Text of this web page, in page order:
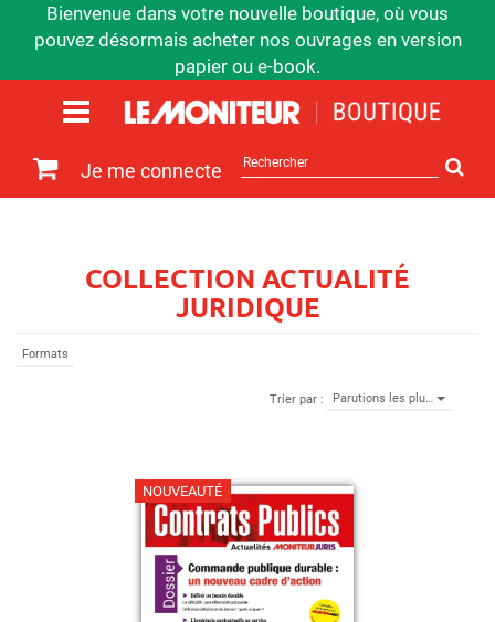
Bienvenue dans votre nouvelle boutique, où vous
pouvez désormais acheter nos ouvrages en version
papier ou e-book.
Je me connecte
sur
le
COLLECTION ACTUALITÉ
JURIDIQUE
Formats
Trier par : Parutions les plu…
NOUVEAUTÉ